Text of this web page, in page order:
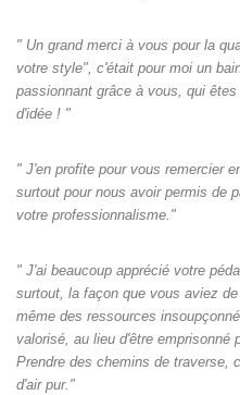
" Un grand merci à vous pour la
votre style", c'était pour moi un
passionnant grâce à vous, qui
d'idée ! "
" J'en profite pour vous remercier
surtout pour nous avoir permis de
votre professionnalisme."
" J'ai beaucoup apprécié votre
surtout, la façon que vous aviez
même des ressources
valorisé, au lieu d'être emprisonné
Prendre des chemins de traverse,
d'air pur."